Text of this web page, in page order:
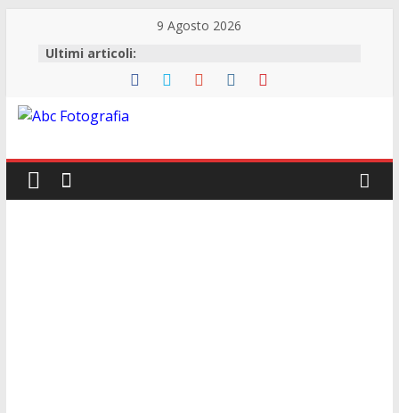
9 Agosto 2026
Ultimi articoli:
Abc
Fotografia